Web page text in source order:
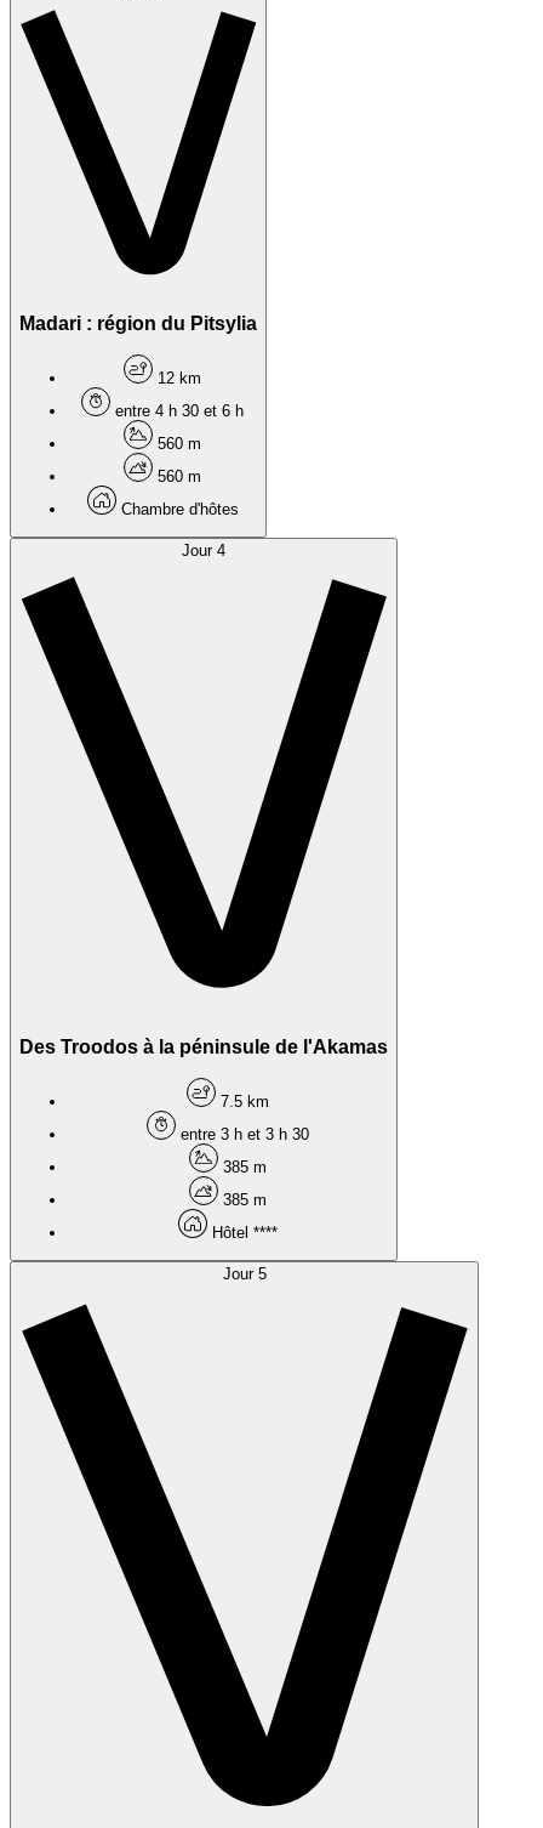
Madari : région du Pitsylia
12 km
entre 4 h 30 et 6 h
560 m
560 m
Chambre d'hôtes
Jour 4
Des Troodos à la péninsule de l'Akamas
7.5 km
entre 3 h et 3 h 30
385 m
385 m
Hôtel ****
Jour 5